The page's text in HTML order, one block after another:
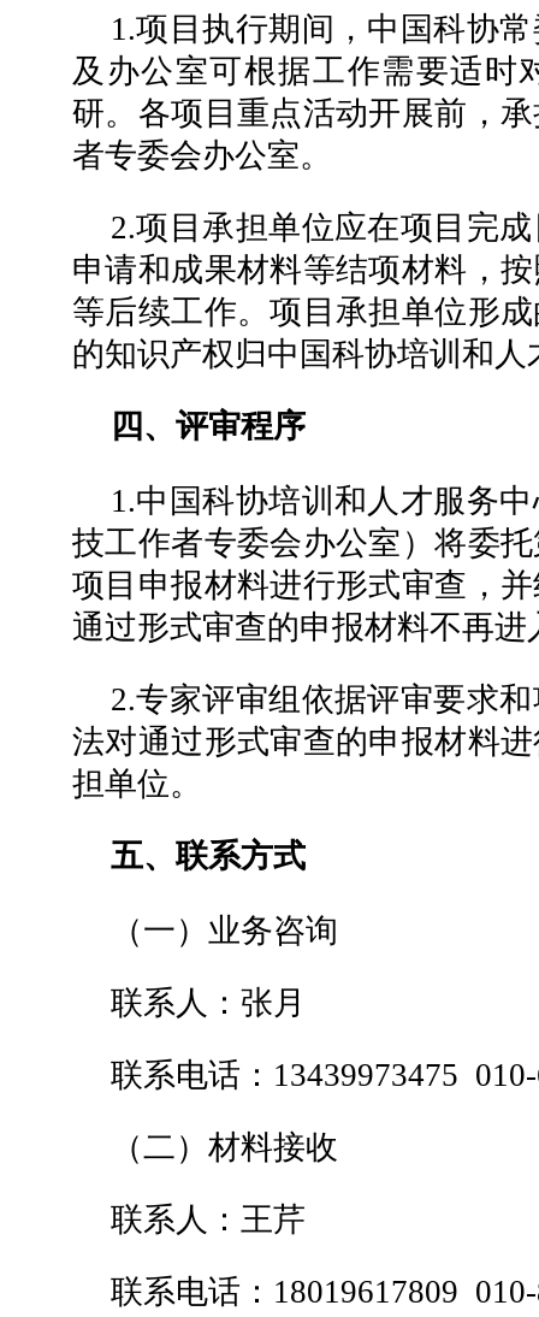
1.项目执行期间，中国科协
及办公室可根据工作需要适时
研。各项目重点活动开展前，
者专委会办公室。
2.项目承担单位应在项目完
申请和成果材料等结项材料，
等后续工作。项目承担单位形
的知识产权归中国科协培训和
四、评审程序
1.中国科协培训和人才服务
技工作者专委会办公室）将委
项目申报材料进行形式审查，
通过形式审查的申报材料不再
2.专家评审组依据评审要求
法对通过形式审查的申报材料
担单位。
五、联系方式
（一）业务咨询
联系人：张月
联系电话：13439973475
（二）材料接收
联系人：王芹
联系电话：18019617809